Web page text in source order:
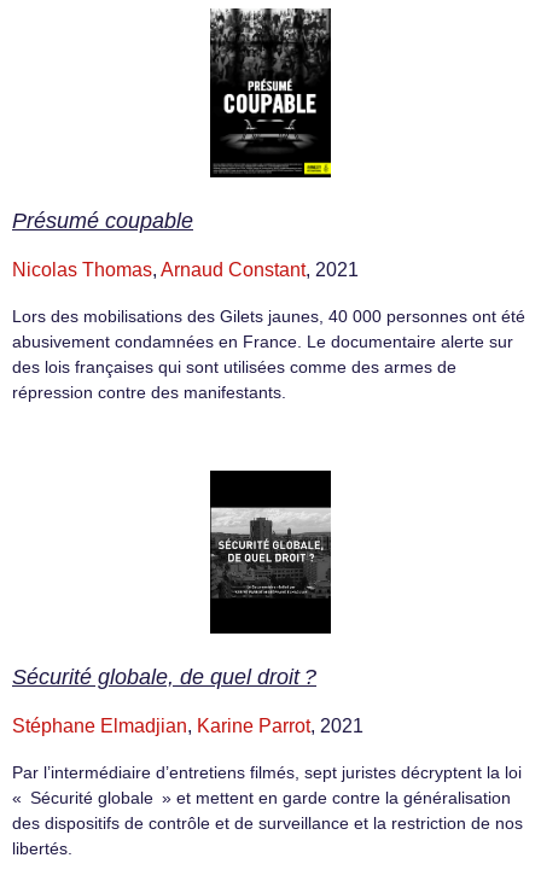
Présumé coupable
Nicolas Thomas, Arnaud Constant, 2021
Lors des mobilisations des Gilets jaunes, 40 000 personnes ont été
abusivement condamnées en France. Le documentaire alerte sur
des lois françaises qui sont utilisées comme des armes de
répression contre des manifestants.
Sécurité globale, de quel droit ?
Stéphane Elmadjian, Karine Parrot, 2021
Par l’intermédiaire d’entretiens filmés, sept juristes décryptent la loi
« Sécurité globale » et mettent en garde contre la généralisation
des dispositifs de contrôle et de surveillance et la restriction de nos
libertés.